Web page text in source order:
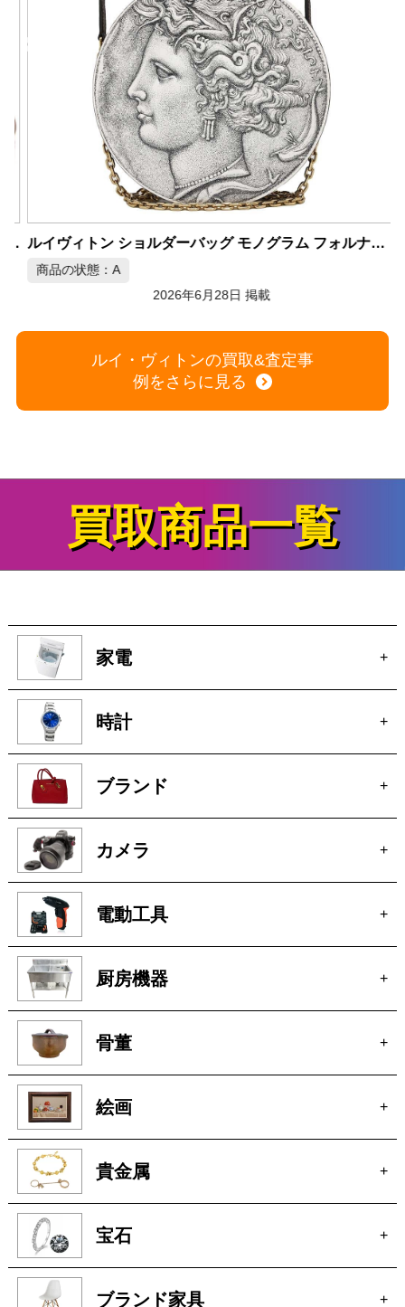
ルイヴィトン ショルダーバッグ モノグラム フォルナセッティ M80920
商品の状態：A
2026年6月28日 掲載
ルイ・ヴィトンの買取&査定事
例をさらに見る
買取商品一覧
家電 +
時計 +
ブランド +
カメラ +
電動工具 +
厨房機器 +
骨董 +
絵画 +
貴金属 +
宝石 +
ブランド家具 +